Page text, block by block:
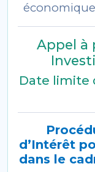
Appel à
Date limite
d’Intérêt
dans le